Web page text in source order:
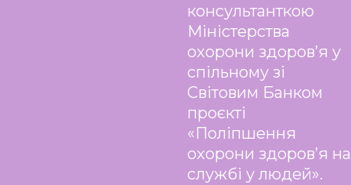
консультанткою
Міністерства
охорони здоров’я у
спільному зі
Світовим Банком
проєкті
«Поліпшення
охорони здоров’я на
службі у людей».